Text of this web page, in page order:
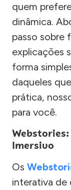
quem
dinâmica.
passo sobre
explicações
forma
daqueles
prática,
para você.
Imersivo
Os
interativa de